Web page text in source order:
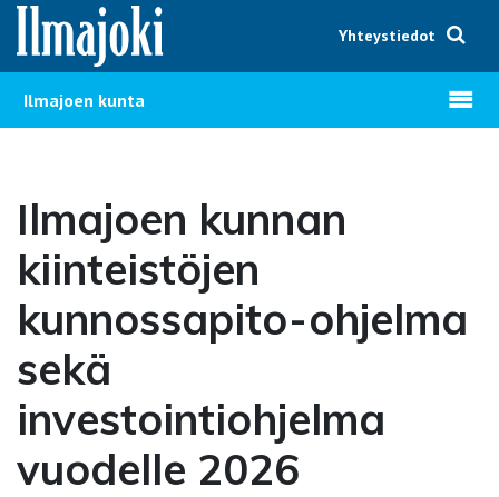
Hyppää sisältöön
Yhteystiedot
Ilmajoen kunta Avaa
Ilmajoen kunnan
kiinteistöjen
kunnossapito-ohjelma
sekä
investointiohjelma
vuodelle 2026